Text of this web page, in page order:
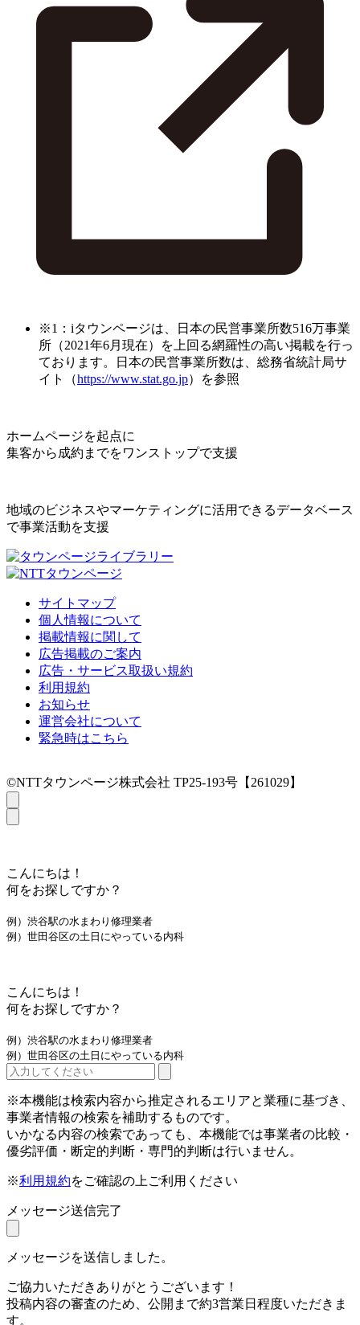
※1：iタウンページは、日本の民営事業所数516万事業
所（2021年6月現在）を上回る網羅性の高い掲載を行っ
ております。日本の民営事業所数は、総務省統計局サ
イト（https://www.stat.go.jp）を参照
ホームページを起点に
集客から成約までをワンストップで支援
地域のビジネスやマーケティングに活用できるデータベース
で事業活動を支援
サイトマップ
個人情報について
掲載情報に関して
広告掲載のご案内
広告・サービス取扱い規約
利用規約
お知らせ
運営会社について
緊急時はこちら
©NTTタウンページ株式会社 TP25-193号【261029】
こんにちは！
何をお探しですか？
例）渋谷駅の水まわり修理業者
例）世田谷区の土日にやっている内科
こんにちは！
何をお探しですか？
例）渋谷駅の水まわり修理業者
例）世田谷区の土日にやっている内科
※本機能は検索内容から推定されるエリアと業種に基づき、
事業者情報の検索を補助するものです。
いかなる内容の検索であっても、本機能では事業者の比較・
優劣評価・断定的判断・専門的判断は行いません。
※利用規約をご確認の上ご利用ください
メッセージ送信完了
メッセージを送信しました。
ご協力いただきありがとうございます！
投稿内容の審査のため、公開まで約3営業日程度いただきま
す。